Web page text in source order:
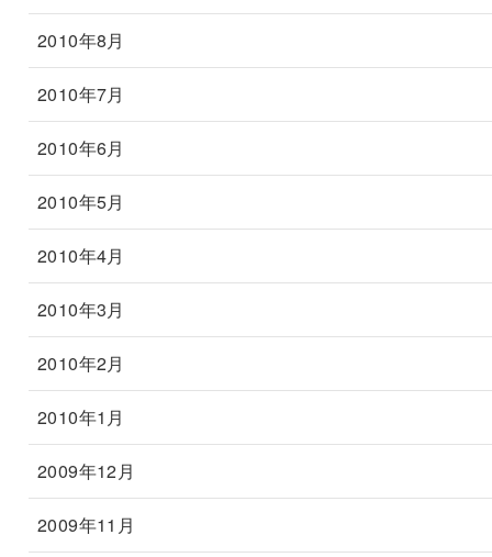
2010年8月
2010年7月
2010年6月
2010年5月
2010年4月
2010年3月
2010年2月
2010年1月
2009年12月
2009年11月